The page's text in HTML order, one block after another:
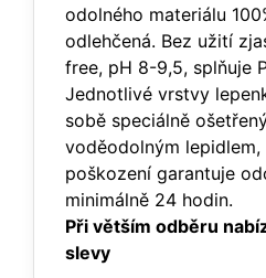
odolného materiálu
odlehčená. Bez užití
free, pH 8-9,5, splňuje
Jednotlivé vrstvy
sobě speciálně
voděodolným
poškození garantuje
minimálně 24 hodin.
Při větším odběru
slevy